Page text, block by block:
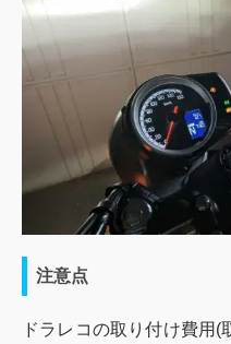
注意点
ドラレコの取り付け費用